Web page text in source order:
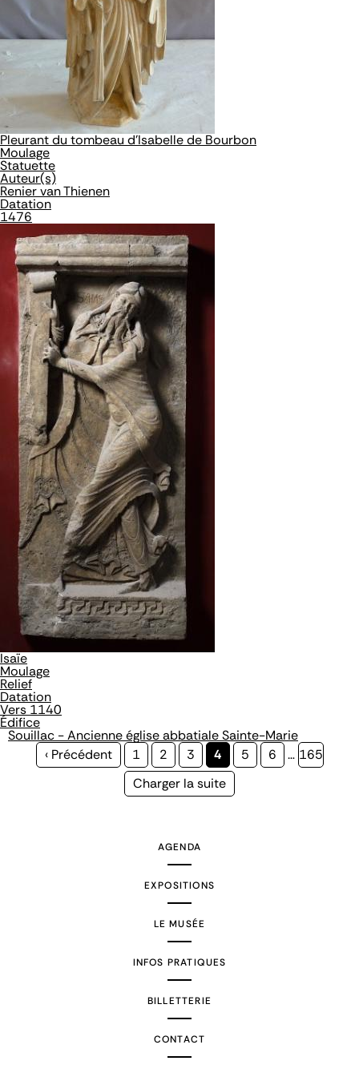
Pleurant du tombeau d'Isabelle de Bourbon
Moulage
Statuette
Auteur(s)
Renier van Thienen
Datation
1476
Isaïe
Moulage
Relief
Datation
Vers 1140
Édifice
Souillac - Ancienne église abbatiale Sainte-Marie
Page
‹ Précédent Page
1 Page
2 Page
3
Page
courante
4 Page
5 Page
6 … Page
165
Page
Charger la suite
AGENDA
EXPOSITIONS
LE MUSÉE
INFOS PRATIQUES
BILLETTERIE
CONTACT